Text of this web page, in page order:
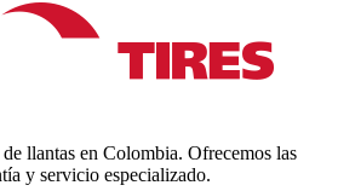
llantas en Colombia. Ofrecemos las
y servicio especializado.